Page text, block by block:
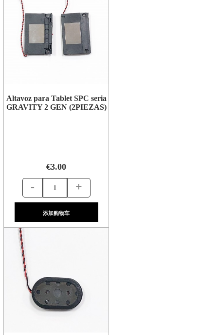
Altavoz para Tablet SPC seria
GRAVITY 2 GEN (2PIEZAS)
€3.00
- +
添加购物车